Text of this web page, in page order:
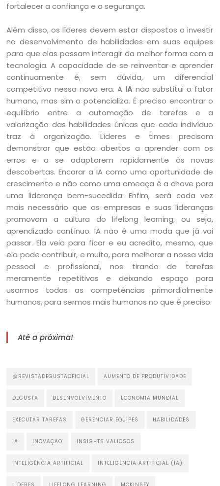
fortalecer a confiança e a segurança.
Além disso, os líderes devem estar dispostos a investir
no desenvolvimento de habilidades em suas equipes
para que elas possam interagir da melhor forma com a
tecnologia. A capacidade de se reinventar e aprender
continuamente é, sem dúvida, um diferencial
competitivo nessa nova era. A IAnão substitui o fator
humano, mas sim o potencializa. É preciso encontrar o
equilíbrio entre a automação de tarefas e a
valorização das habilidades únicas que cada indivíduo
traz à organização. Líderes e times precisam
demonstrar que estão abertos a aprender com os
erros e a se adaptarem rapidamente às novas
descobertas. Encarar a IA como uma oportunidade de
crescimento e não como uma ameaça é a chave para
uma liderança bem-sucedida. Enfim, será cada vez
mais necessário que as empresas e suas lideranças
promovam a cultura do lifelong learning, ou seja,
aprendizado contínuo. IA não é uma moda que já vai
passar. Ela veio para ficar e eu acredito, mesmo, que
ela pode contribuir, e muito, para melhorar a nossa vida
pessoal e profissional, nos tirando de tarefas
meramente repetitivas e deixando espaço para
usarmos todas as competências primordialmente
humanos, para sermos mais humanos no que é preciso.
Até a próxima!
@REVISTADEGUSTAOFICIAL AUMENTO DE PRODUTIVIDADE
DEGUSTA DESENVOLVIMENTO ECONOMIA MUNDIAL
EXECUTAR TAREFAS GERENCIAR EQUIPES HABILIDADES
IA INOVAÇÃO INSIGHTS VALIOSOS
INTELIGÊNCIA ARTIFICIAL INTELIGÊNCIA ARTIFICIAL (IA)